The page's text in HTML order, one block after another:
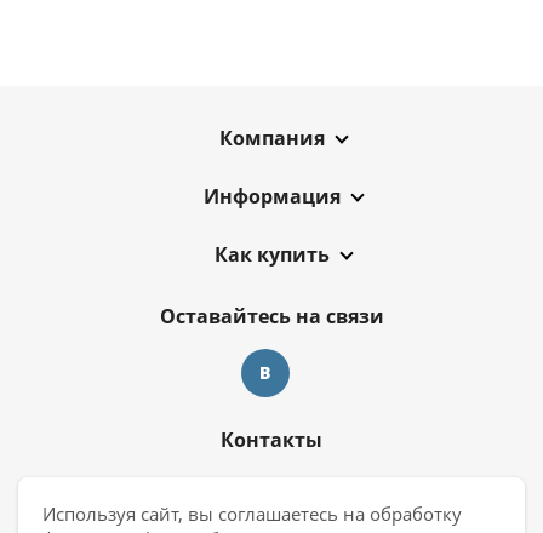
Компания
Информация
Как купить
Оставайтесь на связи
Контакты
Используя сайт, вы соглашаетесь на обработку